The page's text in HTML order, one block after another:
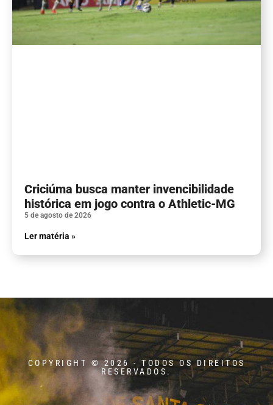
Criciúma busca manter invencibilidade
histórica em jogo contra o Athletic-MG
5 de agosto de 2026
Ler matéria »
COPYRIGHT © 2026 - TODOS OS DIREITOS
RESERVADOS.